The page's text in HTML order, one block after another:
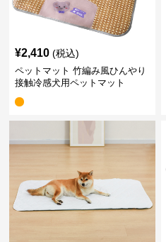
¥2,410 (税込)
ペットマット 竹編み風ひんやり
接触冷感犬用ペットマット